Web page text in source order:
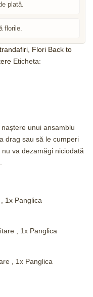
plată.
florile.
Flori Back to
Eticheta:
unui ansamblu
drag sau să le cumperi
va dezamăgi niciodată
1x Panglica
, 1x Panglica
, 1x Panglica